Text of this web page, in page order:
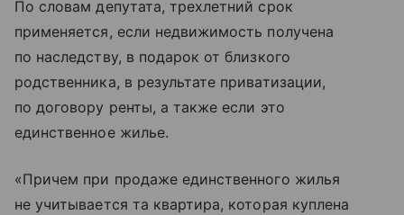
По словам депутата, трехлетний срок
применяется, если недвижимость получена
по наследству, в подарок от близкого
родственника, в результате приватизации,
по договору ренты, а также если это
единственное жилье.
«Причем при продаже единственного жилья
не учитывается та квартира, которая куплена